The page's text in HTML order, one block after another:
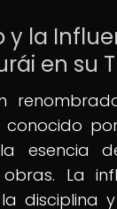
y la
en su
conocido
esencia
La
disciplina